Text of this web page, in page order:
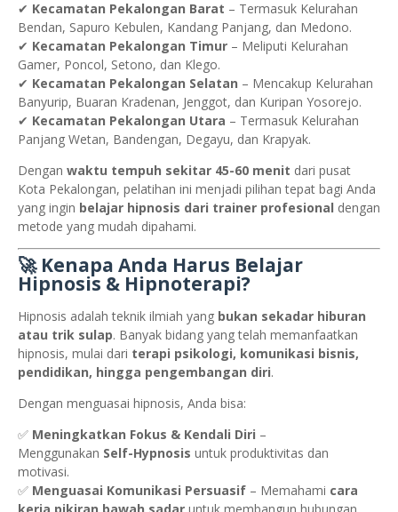
✔ Kecamatan Pekalongan Barat – Termasuk Kelurahan
Bendan, Sapuro Kebulen, Kandang Panjang, dan Medono.
✔ Kecamatan Pekalongan Timur – Meliputi Kelurahan
Gamer, Poncol, Setono, dan Klego.
✔ Kecamatan Pekalongan Selatan – Mencakup Kelurahan
Banyurip, Buaran Kradenan, Jenggot, dan Kuripan Yosorejo.
✔ Kecamatan Pekalongan Utara – Termasuk Kelurahan
Panjang Wetan, Bandengan, Degayu, dan Krapyak.
Dengan waktu tempuh sekitar 45-60 menit dari pusat
Kota Pekalongan, pelatihan ini menjadi pilihan tepat bagi Anda
yang ingin belajar hipnosis dari trainer profesional dengan
metode yang mudah dipahami.
🚀 Kenapa Anda Harus Belajar
Hipnosis & Hipnoterapi?
Hipnosis adalah teknik ilmiah yang bukan sekadar hiburan
atau trik sulap. Banyak bidang yang telah memanfaatkan
hipnosis, mulai dari terapi psikologi, komunikasi bisnis,
pendidikan, hingga pengembangan diri.
Dengan menguasai hipnosis, Anda bisa:
✅ Meningkatkan Fokus & Kendali Diri –
Menggunakan Self-Hypnosis untuk produktivitas dan
motivasi.
✅ Menguasai Komunikasi Persuasif – Memahami cara